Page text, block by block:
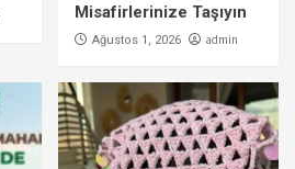
Misafirlerinize Taşıyın
Ağustos 1, 2026 admin